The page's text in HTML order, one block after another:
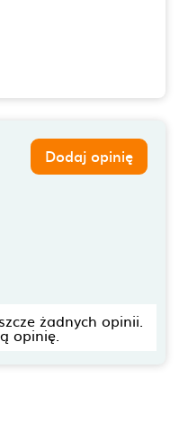
Dodaj opinię
żadnych opinii.
opinię.